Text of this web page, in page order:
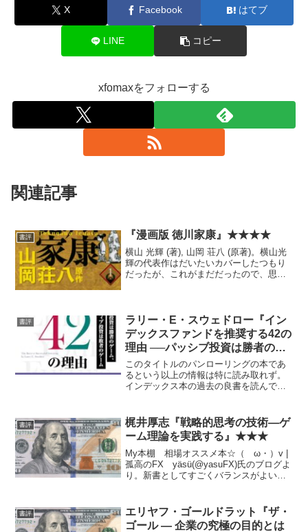
X Facebook はてブ
LINE コピー
xfomaxをフォローする
関連記事
書評 『漫画版 徳川家康』★★★★
横山 光輝 (著), 山岡 荘八 (原著)。横山光
輝の代表作はだいたいカバーしたつもり
だったが、これがまだだったので、思い
むごい方法...
書評
ラリー・E・スウェドロー『イン
デックスファンドを推奨する42の
理由 ──パッシブ投資は勝者のゲ
ーム、アクティブ投資は敗者のゲ
ーム』★★
このタイトルのパンローリングの本であ
るという以上の情報は特に読み取れず。
インデックス本の過去の良書を読んでい
書評
梶井厚志『戦略的思考の技術―ゲ
ーム理論を実践する』★★★
My本棚 相場オススメ本☆（ゝω・）v |
孤高のFX yäsü(@yasuFX)氏のブログよ
り。新書としてすごくバランスがよいと
んでみて損はないはず。
書評
エリヤフ・ゴールドラット『ザ・
ゴール ― 企業の究極の目的とは